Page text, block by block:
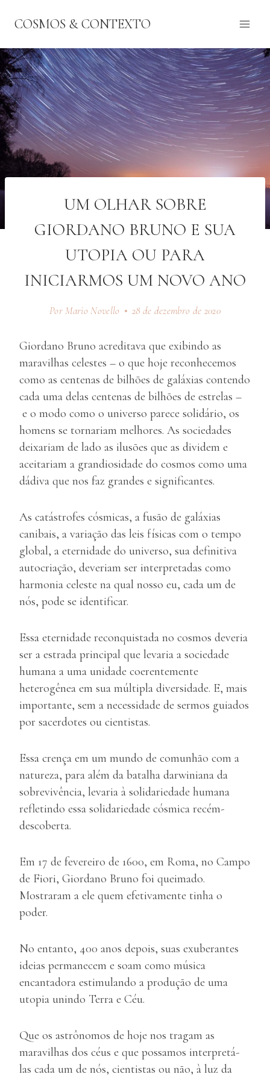
para
Conteúdo
COSMOS & CONTEXTO
UM OLHAR SOBRE
GIORDANO BRUNO E SUA
UTOPIA OU PARA
INICIARMOS UM NOVO ANO
Por Mario Novello 28 de dezembro de 2020
Giordano Bruno acreditava que exibindo as
maravilhas celestes – o que hoje reconhecemos
como as centenas de bilhões de galáxias contendo
cada uma delas centenas de bilhões de estrelas –
e o modo como o universo parece solidário, os
homens se tornariam melhores. As sociedades
deixariam de lado as ilusões que as dividem e
aceitariam a grandiosidade do cosmos como uma
dádiva que nos faz grandes e significantes.
As catástrofes cósmicas, a fusão de galáxias
canibais, a variação das leis físicas com o tempo
global, a eternidade do universo, sua definitiva
autocriação, deveriam ser interpretadas como
harmonia celeste na qual nosso eu, cada um de
nós, pode se identificar.
Essa eternidade reconquistada no cosmos deveria
ser a estrada principal que levaria a sociedade
humana a uma unidade coerentemente
heterogênea em sua múltipla diversidade. E, mais
importante, sem a necessidade de sermos guiados
por sacerdotes ou cientistas.
Essa crença em um mundo de comunhão com a
natureza, para além da batalha darwiniana da
sobrevivência, levaria à solidariedade humana
refletindo essa solidariedade cósmica recém-
descoberta.
Em 17 de fevereiro de 1600, em Roma, no Campo
de Fiori, Giordano Bruno foi queimado.
Mostraram a ele quem efetivamente tinha o
poder.
No entanto, 400 anos depois, suas exuberantes
ideias permanecem e soam como música
encantadora estimulando a produção de uma
utopia unindo Terra e Céu.
Que os astrônomos de hoje nos tragam as
maravilhas dos céus e que possamos interpretá-
las cada um de nós, cientistas ou não, à luz da